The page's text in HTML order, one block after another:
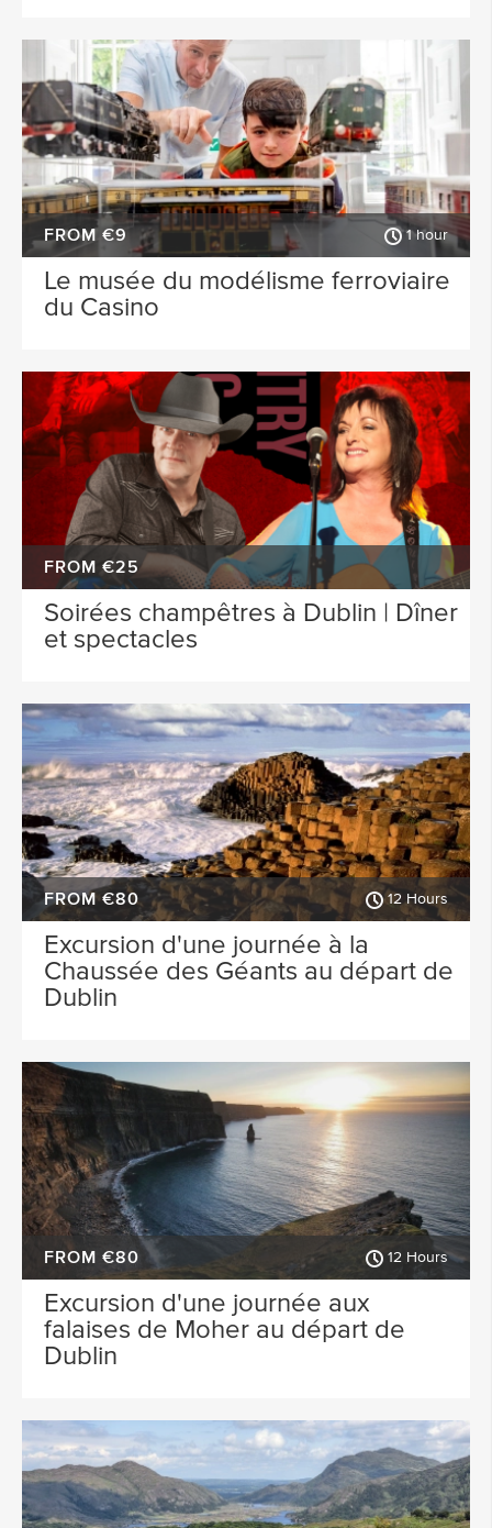
FROM €9 1 hour
Le musée du modélisme ferroviaire
du Casino
FROM €25
Soirées champêtres à Dublin | Dîner
et spectacles
FROM €80 12 Hours
Excursion d'une journée à la
Chaussée des Géants au départ de
Dublin
FROM €80 12 Hours
Excursion d'une journée aux
falaises de Moher au départ de
Dublin